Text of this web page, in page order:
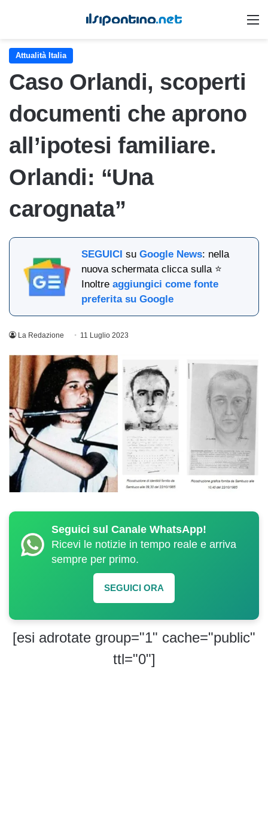
Attualità Italia
Caso Orlandi, scoperti
documenti che aprono
all’ipotesi familiare.
Orlandi: “Una
carognata”
SEGUICI suGoogle News: nella
nuova schermata clicca sulla ⭐
Inoltreaggiungici come fonte
preferita su Google
La Redazione 11 Luglio 2023
Seguici sul Canale WhatsApp!
Ricevi le notizie in tempo reale e arriva
sempre per primo.
SEGUICI ORA
[esi adrotate group="1" cache="public"
ttl="0"]